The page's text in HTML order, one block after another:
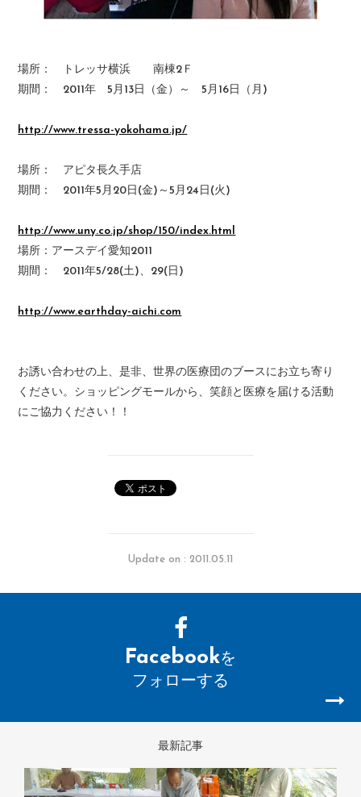
場所： トレッサ横浜 南棟2Ｆ
期間： 2011年 5月13日（金）～ 5月16日（月)
http://www.tressa-yokohama.jp/
場所： アピタ長久手店
期間： 2011年5月20日(金)～5月24日(火)
http://www.uny.co.jp/shop/150/index.html
場所：アースデイ愛知2011
期間： 2011年5/28(土)、29(日)
http://www.earthday-aichi.com
お誘い合わせの上、是非、世界の医療団のブースにお立ち寄り
ください。ショッピングモールから、笑顔と医療を届ける活動
にご協力ください！！
Update on : 2011.05.11
Facebookを
フォローする
最新記事